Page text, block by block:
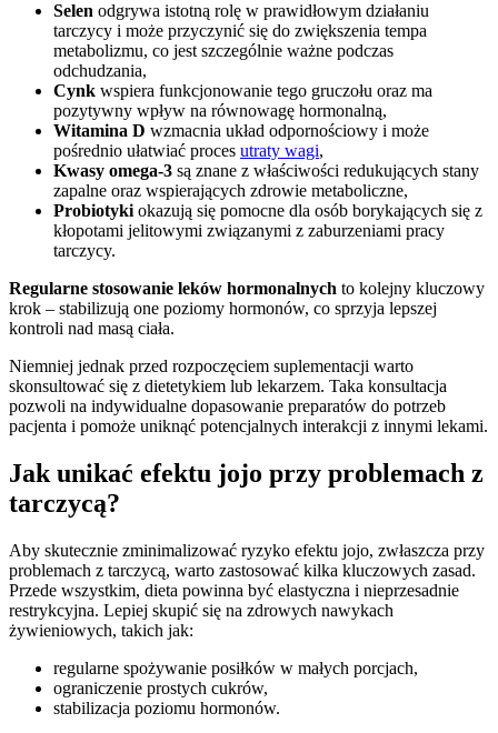
Selen odgrywa istotną rolę w prawidłowym działaniu
tarczycy i może przyczynić się do zwiększenia tempa
metabolizmu, co jest szczególnie ważne podczas
odchudzania,
Cynk wspiera funkcjonowanie tego gruczołu oraz ma
pozytywny wpływ na równowagę hormonalną,
Witamina D wzmacnia układ odpornościowy i może
pośrednio ułatwiać proces utraty wagi,
Kwasy omega-3 są znane z właściwości redukujących stany
zapalne oraz wspierających zdrowie metaboliczne,
Probiotyki okazują się pomocne dla osób borykających się z
kłopotami jelitowymi związanymi z zaburzeniami pracy
tarczycy.
Regularne stosowanie leków hormonalnych to kolejny kluczowy
krok – stabilizują one poziomy hormonów, co sprzyja lepszej
kontroli nad masą ciała.
Niemniej jednak przed rozpoczęciem suplementacji warto
skonsultować się z dietetykiem lub lekarzem. Taka konsultacja
pozwoli na indywidualne dopasowanie preparatów do potrzeb
pacjenta i pomoże uniknąć potencjalnych interakcji z innymi lekami.
Jak unikać efektu jojo przy problemach z
tarczycą?
Aby skutecznie zminimalizować ryzyko efektu jojo, zwłaszcza przy
problemach z tarczycą, warto zastosować kilka kluczowych zasad.
Przede wszystkim, dieta powinna być elastyczna i nieprzesadnie
restrykcyjna. Lepiej skupić się na zdrowych nawykach
żywieniowych, takich jak:
regularne spożywanie posiłków w małych porcjach,
ograniczenie prostych cukrów,
stabilizacja poziomu hormonów.